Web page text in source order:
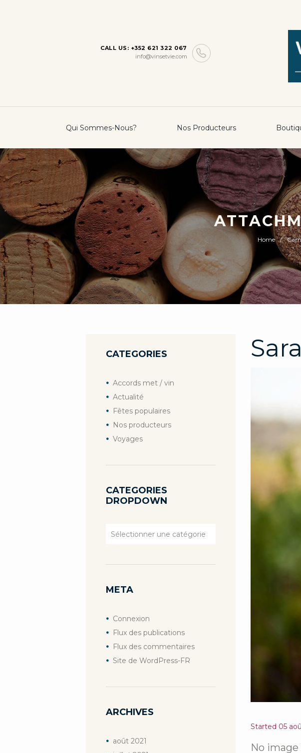
CALL US: +352 621 322 067
info@vinsetvie.com
Qui Sommes-Nous? Nos Producteurs
Home
Previous item
Started 05
No
CATEGORIES
Accords met / vin
Actualité
Fêtes populaires
Nos producteurs
Voyages
CATEGORIES
DROPDOWN
Categories
META
Connexion
Flux des publications
Flux des commentaires
Site de WordPress-FR
ARCHIVES
août 2021